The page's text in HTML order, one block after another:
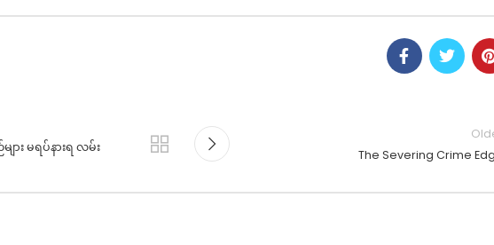
း မရပ်နားရ လမ်း
The Severing Crime